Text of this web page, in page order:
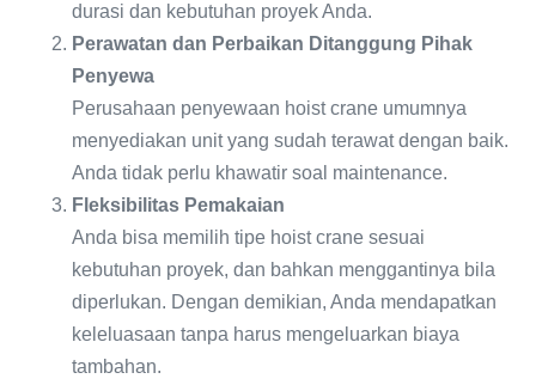
durasi dan kebutuhan proyek Anda.
Perawatan dan Perbaikan Ditanggung Pihak
Penyewa
Perusahaan penyewaan hoist crane umumnya
menyediakan unit yang sudah terawat dengan baik.
Anda tidak perlu khawatir soal maintenance.
Fleksibilitas Pemakaian
Anda bisa memilih tipe hoist crane sesuai
kebutuhan proyek, dan bahkan menggantinya bila
diperlukan. Dengan demikian, Anda mendapatkan
keleluasaan tanpa harus mengeluarkan biaya
tambahan.